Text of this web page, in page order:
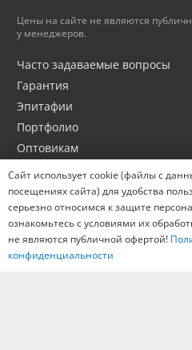
Цены на сайте не являются
у менеджеров.
Часто задаваемые вопросы
Гарантия
Эпитафии
Портфолио
Оптовикам
Материалы
Города
Контакты
Вакансии
Сайт использует cookie (файлы с
посещениях сайта) для удобства
серьезно относимся к защите
ознакомьтесь с условиями их
не являются публичной офертой!
конфиденциальности